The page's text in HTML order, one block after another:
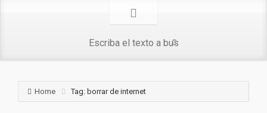
Home Tag: borrar de internet